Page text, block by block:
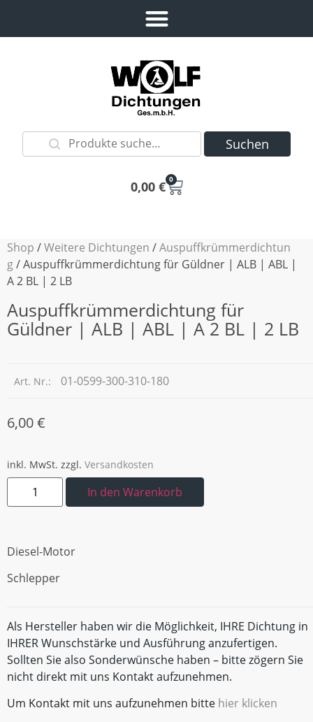
Suchen
0,00 € 0
Shop /Weitere Dichtungen /Auspuffkrümmerdichtun
g/ Auspuffkrümmerdichtung für Güldner | ALB | ABL |
A 2 BL | 2 LB
Auspuffkrümmerdichtung für
Güldner | ALB | ABL | A 2 BL | 2 LB
Art. Nr.: 01-0599-300-310-180
6,00€
inkl. MwSt. zzgl. Versandkosten
In den Warenkorb
Diesel-Motor
Schlepper
Als Hersteller haben wir die Möglichkeit, IHRE Dichtung in
IHRER Wunschstärke und Ausführung anzufertigen.
Sollten Sie also Sonderwünsche haben – bitte zögern Sie
nicht direkt mit uns Kontakt aufzunehmen.
Um Kontakt mit uns aufzunehmen bitte hier klicken